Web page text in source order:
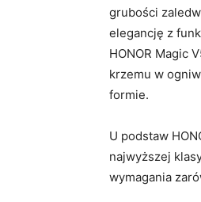
grubości
elegancję z
HONOR Magic
krzemu w
formie.
U podstaw
najwyższej
wymagania